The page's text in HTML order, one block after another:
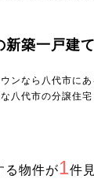
新築一戸建
ンなら八代市に
八代市の分譲住
る物件が1件